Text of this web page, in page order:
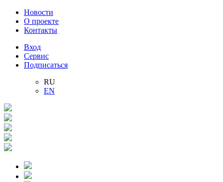
Новости
О проекте
Контакты
Вход
Сервис
Подписаться
RU
EN